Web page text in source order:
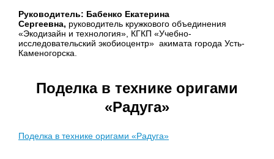
Руководитель: Бабенко Екатерина
Сергеевна, руководитель кружкового объединения
«Экодизайн и технология», КГКП «Учебно-
исследовательский экобиоцентр» акимата города Усть-
Каменогорска.
Поделка в технике оригами
«Радуга»
Поделка в технике оригами «Радуга»